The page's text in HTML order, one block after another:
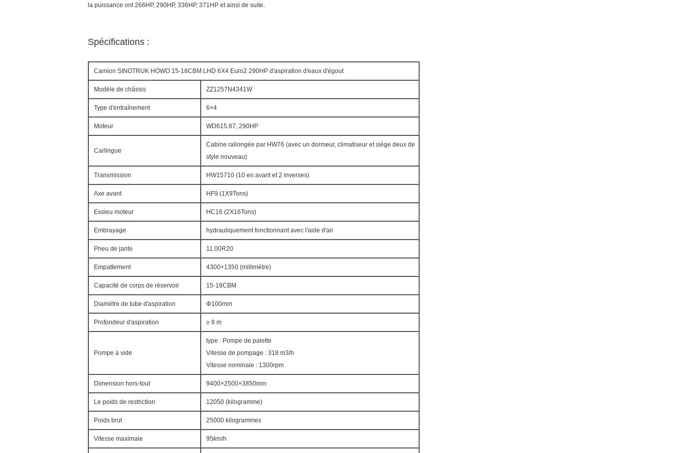
la puissance ont 266HP, 290HP, 336HP, 371HP et ainsi de suite.
Spécifications :
Camion SINOTRUK HOWO 15-18CBM LHD 6X4 Euro2 290HP d'aspiration d'eaux d'égout
Modèle de châssis ZZ1257N4341W
Type d'entraînement 6×4
Moteur WD615.87, 290HP
Carlingue
Cabine rallongée par HW76 (avec un dormeur, climatiseur et siège deux de
style nouveau)
Transmission HW15710 (10 en avant et 2 inverses)
Axe avant HF9 (1X9Tons)
Essieu moteur HC16 (2X16Tons)
Embrayage hydrauliquement fonctionnant avec l'aide d'air
Pneu de jante 11.00R20
Empattement 4300+1350 (millimètre)
Capacité de corps de réservoir 15-18CBM
Diamètre de tube d'aspiration Φ100mm
Profondeur d'aspiration ≥ 8 m
Pompe à vide
type : Pompe de palette
Vitesse de pompage : 318 m3/h
Vitesse nominale : 1300rpm
Dimension hors-tout 9400×2500×3850mm
Le poids de restriction 12050 (kilogramme)
Poids brut 25000 kilogrammes
Vitesse maximale 95km/h